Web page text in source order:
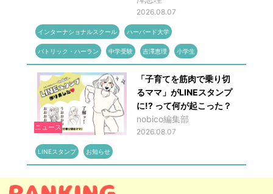
2026.08.07
インターナショナルスクール ハーバード大学
パトリック・ハーラン 中学受験 吉澤恵理 小学生
ニュース
「子育てを筋肉で乗り切
るママ」がLINEスタンプ
に!? って何が起こった？
nobico編集部
2026.08.07
LINEスタンプ お知らせ